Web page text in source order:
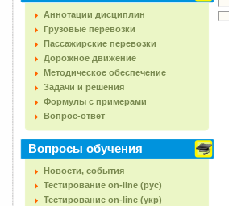
Аннотации дисциплин
Грузовые перевозки
Пассажирские перевозки
Дорожное движение
Методическое обеспечение
Задачи и решения
Формулы с примерами
Вопрос-ответ
Вопросы обучения
Новости, события
Тестирование on-line (рус)
Тестирование on-line (укр)